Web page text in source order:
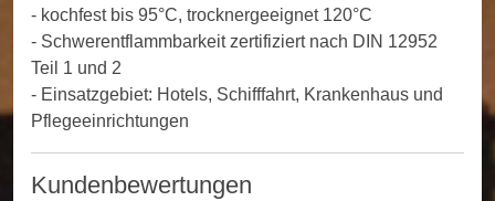
- kochfest bis 95°C, trocknergeeignet 120°C
- Schwerentflammbarkeit zertifiziert nach DIN 12952
Teil 1 und 2
- Einsatzgebiet: Hotels, Schifffahrt, Krankenhaus und
Pflegeeinrichtungen
Kundenbewertungen